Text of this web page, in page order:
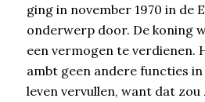
ging in november 1970 in de
onderwerp door. De koning
een vermogen te verdienen.
ambt geen andere functies
leven vervullen, want dat zou